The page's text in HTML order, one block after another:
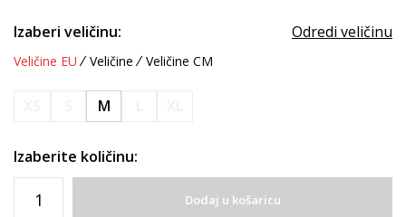
Izaberi veličinu: Odredi veličinu
Veličine EU Veličine Veličine CM
M
Izaberite količinu:
Dodaj u košaricu